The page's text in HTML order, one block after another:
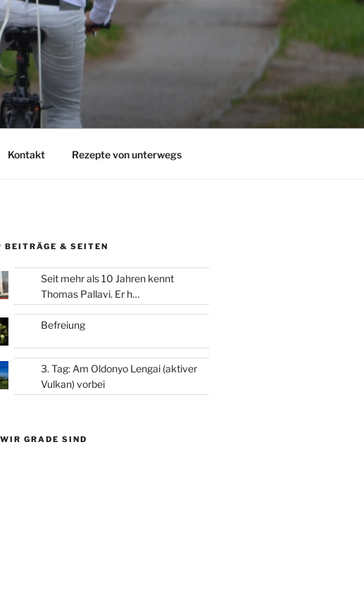
Kontakt Rezepte von unterwegs
BEITRÄGE & SEITEN
Seit mehr als 10 Jahren kennt
Thomas Pallavi. Er h…
Befreiung
3. Tag: Am Oldonyo Lengai (aktiver
Vulkan) vorbei
GRADE SIND